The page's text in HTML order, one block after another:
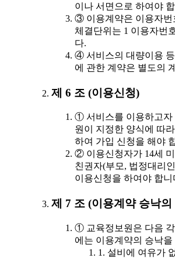
이나 서면으로 하여야
③ 이용계약은 이용자번
체결단위는 1 이용자번
다.
④ 서비스의 대량이용
에 관한 계약은 별도의
제 6 조 (이용신청)
① 서비스를 이용하고자
원이 지정한 양식에 따
하여 가입 신청을 해야
② 이용신청자가 14세
친권자(부모, 법정대리
이용신청을 하여야 합니
제 7 조 (이용계약 승낙의
① 교육정보원은 다음
에는 이용계약의 승낙
1. 설비에 여유가